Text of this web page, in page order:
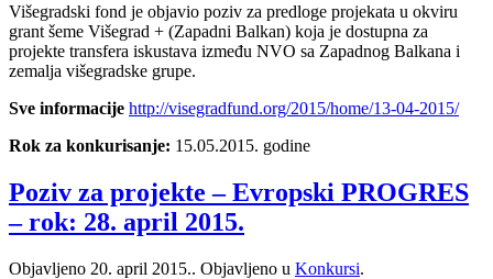
Višegradski fond je objavio poziv za predloge projekata u okviru
grant šeme Višegrad + (Zapadni Balkan) koja je dostupna za
projekte transfera iskustava između NVO sa Zapadnog Balkana i
zemalja višegradske grupe.
Sve informacije http://visegradfund.org/2015/home/13-04-2015/
Rok za konkurisanje: 15.05.2015. godine
Poziv za projekte – Evropski PROGRES
– rok: 28. april 2015.
Objavljeno 20. april 2015.. Objavljeno u Konkursi.